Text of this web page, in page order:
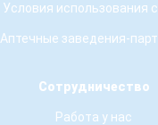
Условия использования
Аптечные заведения-
Сотрудничество
Работа у нас